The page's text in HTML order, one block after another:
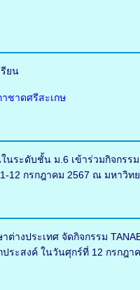
ยน
ชาดศรีสะเกษ
นระดับชั้น ม.6 เข้าร่วมกิจกร
12 กรกฎาคม 2567 ณ มหาวิท
ต่างประเทศ จัดกิจกรรม
ระสงค์ ในวันศุกร์ที่ 12 กรกฎา